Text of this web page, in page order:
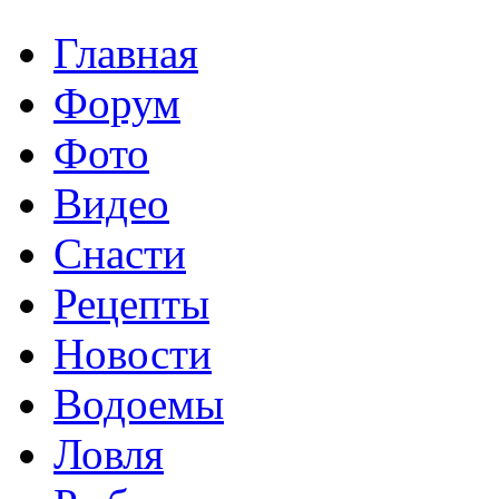
Главная
Форум
Фото
Видео
Снасти
Рецепты
Новости
Водоемы
Ловля